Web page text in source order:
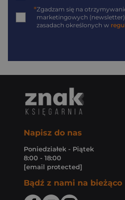
*Zgadzam się na
marketingowych
zasadach określonych w
Napisz do nas
Poniedziałek - Piątek
8:00 - 18:00
[email protected]
Bądź z nami na bieżąco